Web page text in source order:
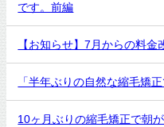
です。前編
【お知らせ】7月からの料
「半年ぶりの自然な縮毛矯
10ヶ月ぶりの縮毛矯正で朝